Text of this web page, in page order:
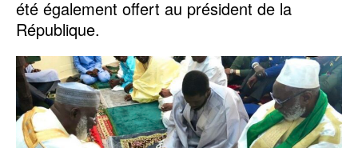
été également offert au président de la
République.